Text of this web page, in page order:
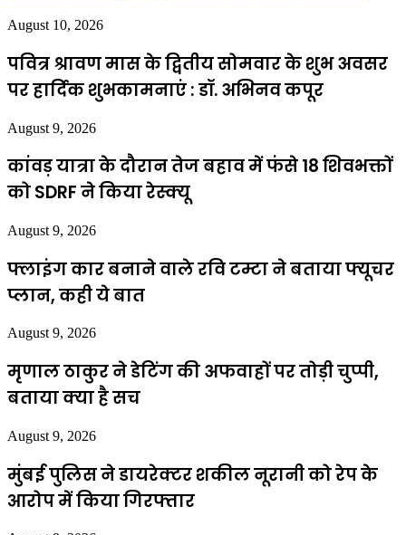
August 10, 2026
पवित्र श्रावण मास के द्वितीय सोमवार के शुभ अवसर
पर हार्दिक शुभकामनाएं : डॉ. अभिनव कपूर
August 9, 2026
कांवड़ यात्रा के दौरान तेज बहाव में फंसे 18 शिवभक्तों
को SDRF ने किया रेस्क्यू
August 9, 2026
फ्लाइंग कार बनाने वाले रवि टम्टा ने बताया फ्यूचर
प्लान, कही ये बात
August 9, 2026
मृणाल ठाकुर ने डेटिंग की अफवाहों पर तोड़ी चुप्पी,
बताया क्या है सच
August 9, 2026
मुंबई पुलिस ने डायरेक्टर शकील नूरानी को रेप के
आरोप में किया गिरफ्तार